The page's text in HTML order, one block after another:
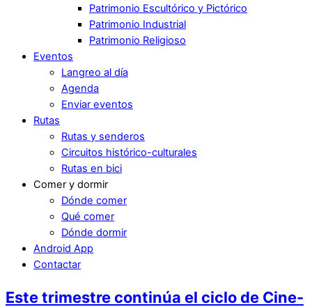
Patrimonio Escultórico y Pictórico
Patrimonio Industrial
Patrimonio Religioso
Eventos
Langreo al día
Agenda
Enviar eventos
Rutas
Rutas y senderos
Circuitos histórico-culturales
Rutas en bici
Comer y dormir
Dónde comer
Qué comer
Dónde dormir
Android App
Contactar
Este trimestre continúa el ciclo de Cine-